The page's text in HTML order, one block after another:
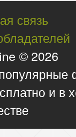
связь
© 2026
и в